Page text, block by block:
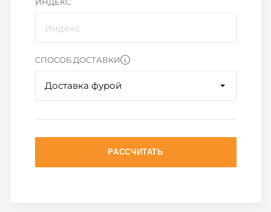
СПОСОБ ДОСТАВКИ
Доставка фурой
РАССЧИТАТЬ